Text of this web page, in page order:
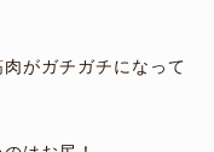
がガチガチになって